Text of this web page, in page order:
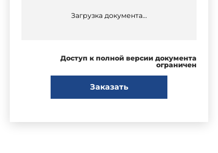
Загрузка документа...
Доступ к полной версии документа
ограничен
Заказать